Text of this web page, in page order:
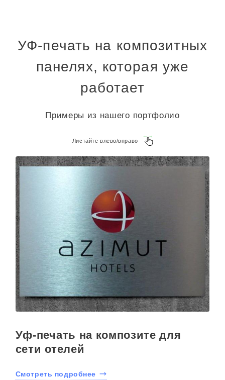
УФ-печать на композитных
панелях, которая уже
работает
Примеры из нашего портфолио
Листайте влево/вправо
Уф-печать на композите для
сети отелей
Смотреть подробнее